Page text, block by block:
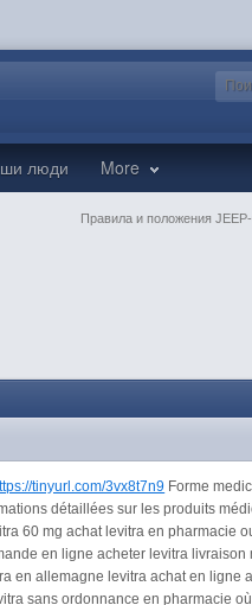
люди More
Правила и положения
tinyurl.com/3vx8t7n9 Forme
détaillées sur les produits
60 mg achat levitra en pharmacie
en ligne acheter levitra
en allemagne levitra achat en ligne
sans ordonnance en pharmacie